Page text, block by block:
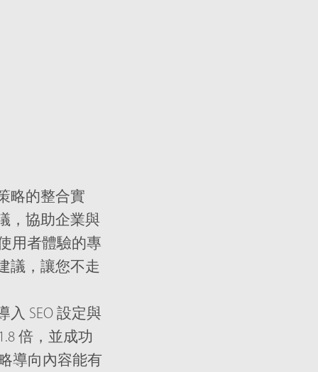
略的整合實
，協助企業與
用者體驗的專
議，讓您不走
SEO 設定與
倍，並成功
導向內容能有